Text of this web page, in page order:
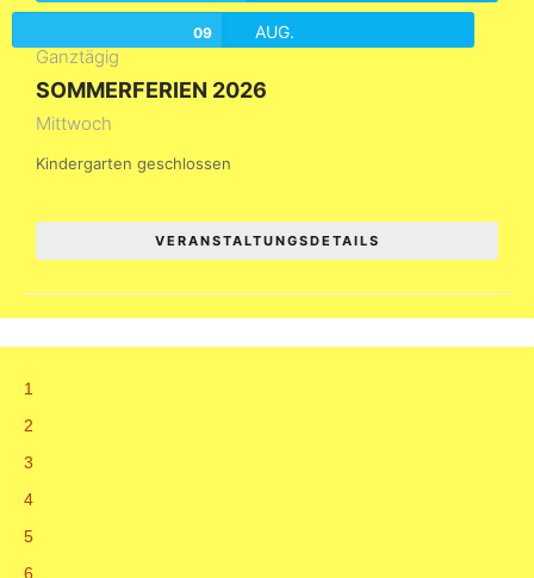
09 AUG.
Ganztägig
SOMMERFERIEN 2026
Mittwoch
Kindergarten geschlossen
VERANSTALTUNGSDETAILS
1
2
3
4
5
6